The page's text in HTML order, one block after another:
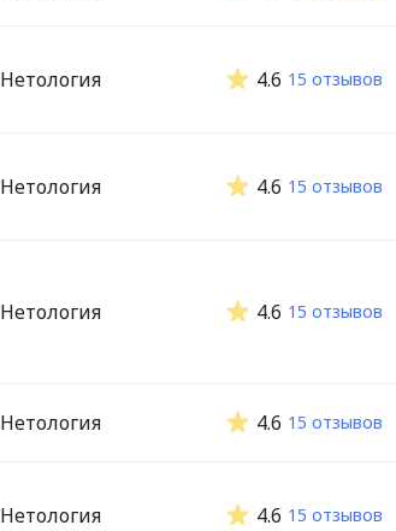
Нетология 4.6 15 отзывов
Нетология 4.6 15 отзывов
Нетология 4.6 15 отзывов
Нетология 4.6 15 отзывов
Нетология 4.6 15 отзывов